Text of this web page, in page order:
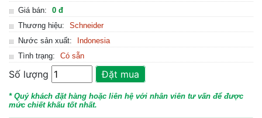
Giá bán:
0 đ
Thương hiệu:
Schneider
Nước sản xuất:
Indonesia
Tình trạng:
Có sẵn
Số lượng Đặt mua
* Quý khách đặt hàng hoặc liên hệ với nhân viên tư vấn để được
mức chiết khấu tốt nhất.